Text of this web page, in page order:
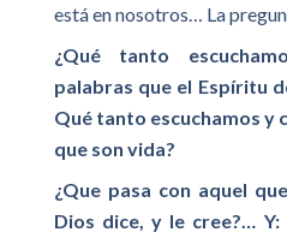
está en nosotros… La
¿Qué tanto
palabras que el Espíritu
Qué tanto escuchamos y
que son vida?
¿Que pasa con aquel
Dios dice, y le cree?… Y: